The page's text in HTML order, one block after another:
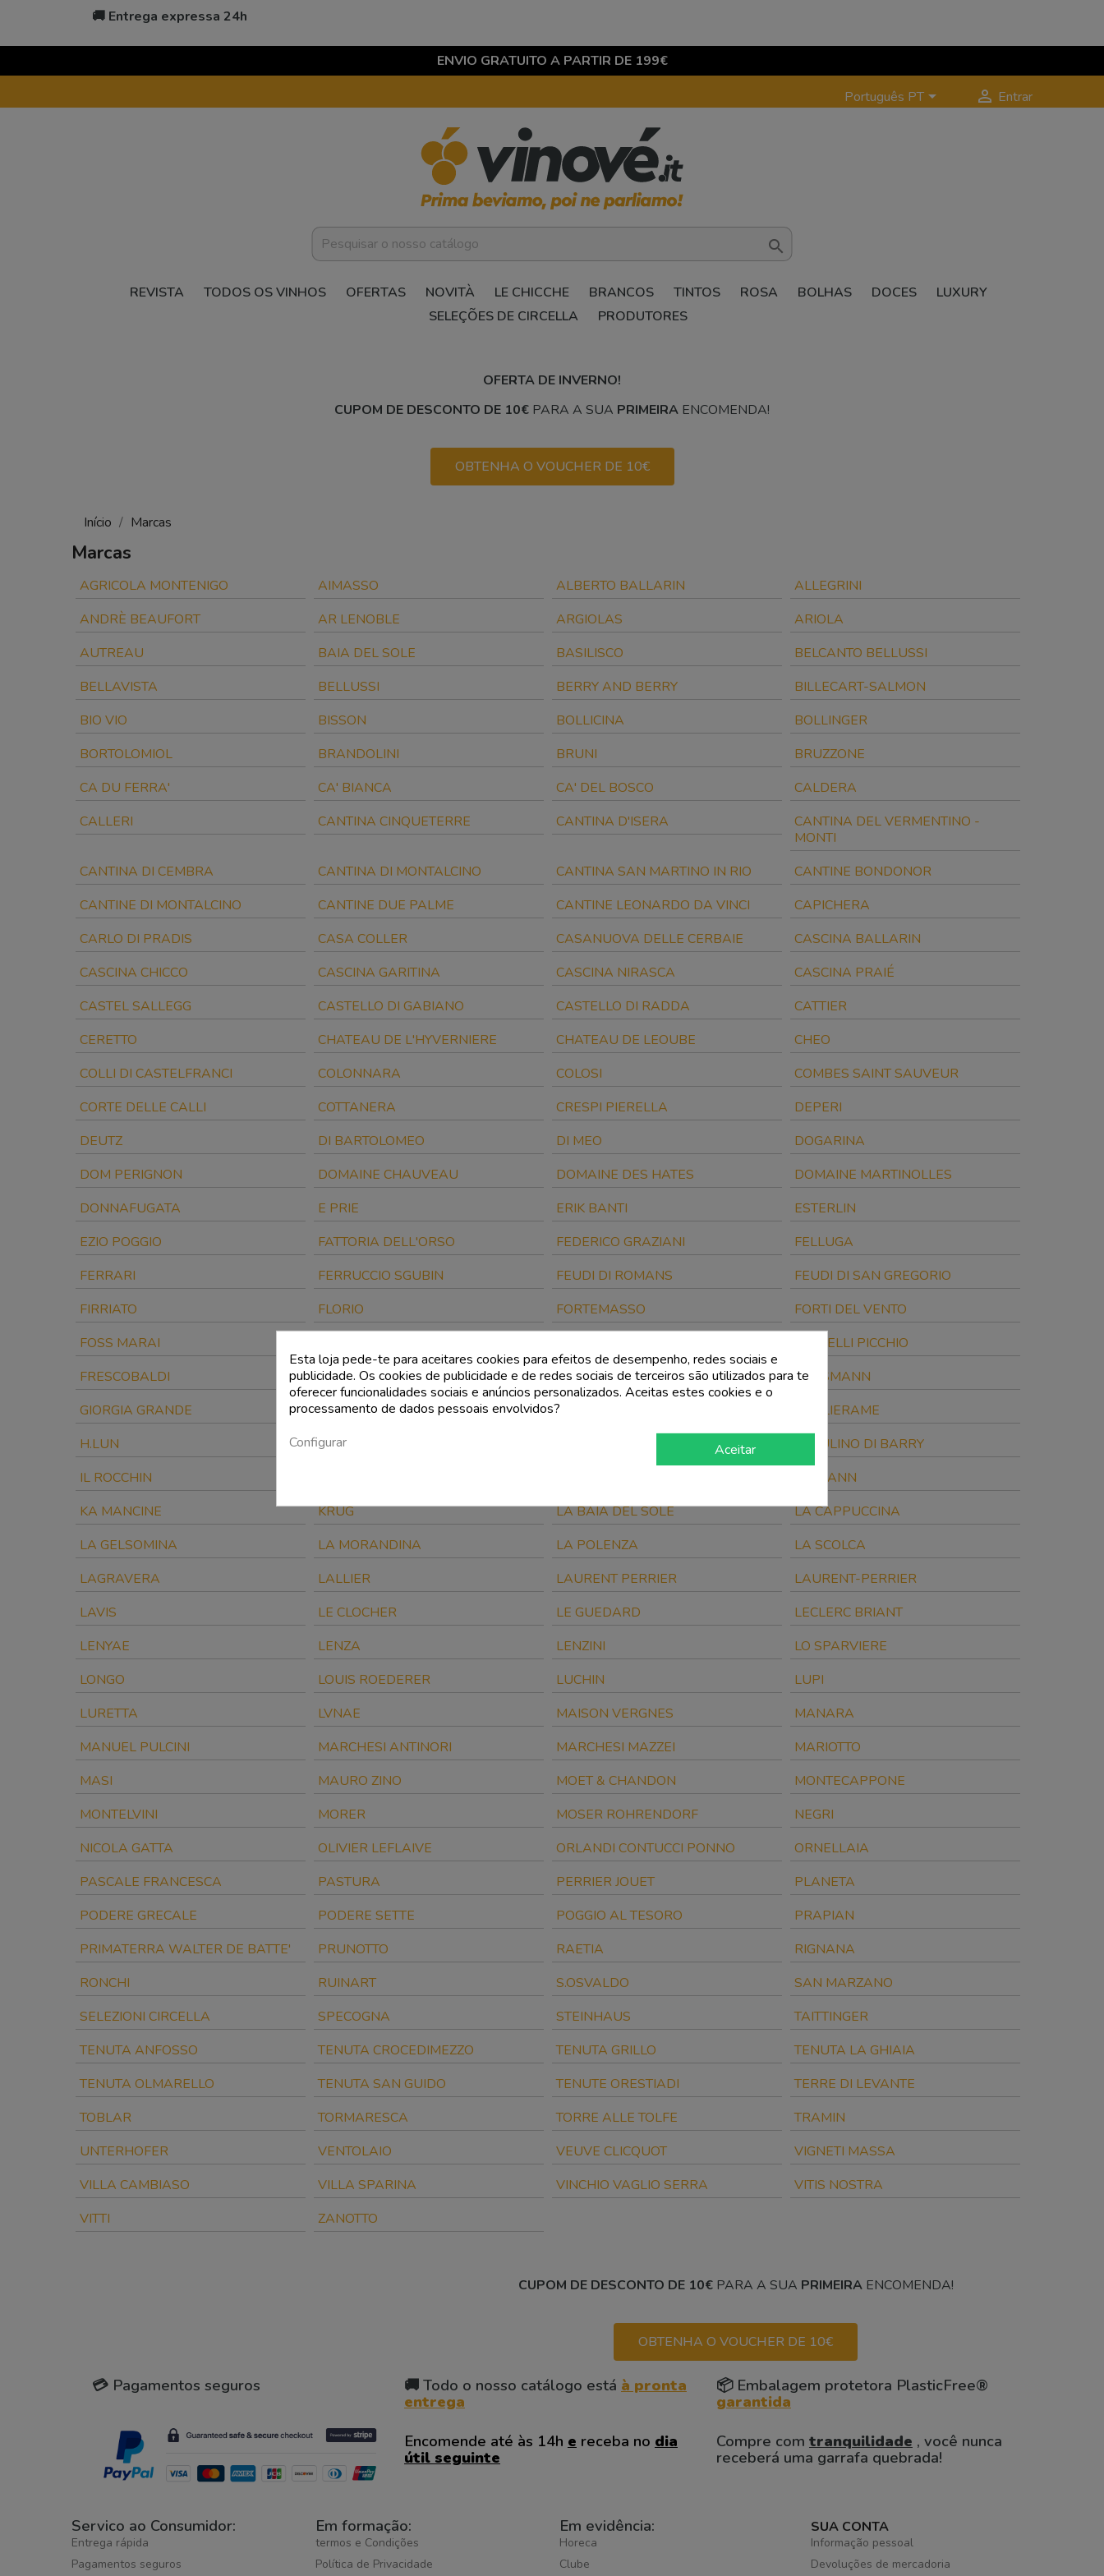
🚚 Entrega expressa 24h
ENVIO GRATUITO A PARTIR DE 199€
Português PT  Entrar

REVISTA TODOS OS VINHOS OFERTAS NOVITÀ LE CHICCHE BRANCOS TINTOS ROSA BOLHAS DOCES
LUXURY
SELEÇÕES DE CIRCELLA
PRODUTORES
OFERTA DE INVERNO!
CUPOM DE DESCONTO DE 10€ PARA A SUA PRIMEIRA ENCOMENDA!
OBTENHA O VOUCHER DE 10€
Início Marcas
Marcas
AGRICOLA MONTENIGO AIMASSO ALBERTO BALLARIN
ALLEGRINI
ANDRÈ BEAUFORT
AR LENOBLE ARGIOLAS
ARIOLA
AUTREAU
BAIA DEL SOLE BASILISCO
BELCANTO BELLUSSI
BELLAVISTA
BELLUSSI BERRY AND BERRY
BILLECART-SALMON
BIO VIO
BISSON BOLLICINA
BOLLINGER
BORTOLOMIOL
BRANDOLINI BRUNI
BRUZZONE
CA DU FERRA'
CA' BIANCA CA' DEL BOSCO
CALDERA
CALLERI
CANTINA CINQUETERRE CANTINA D'ISERA
CANTINA DEL VERMENTINO -
MONTI
CANTINA DI CEMBRA
CANTINA DI MONTALCINO CANTINA SAN MARTINO IN RIO
CANTINE BONDONOR
CANTINE DI MONTALCINO
CANTINE DUE PALME CANTINE LEONARDO DA VINCI
CAPICHERA
CARLO DI PRADIS
CASA COLLER CASANUOVA DELLE CERBAIE
CASCINA BALLARIN
CASCINA CHICCO
CASCINA GARITINA CASCINA NIRASCA
CASCINA PRAIÉ
CASTEL SALLEGG
CASTELLO DI GABIANO CASTELLO DI RADDA
CATTIER
CERETTO
CHATEAU DE L'HYVERNIERE CHATEAU DE LEOUBE
CHEO
COLLI DI CASTELFRANCI
COLONNARA COLOSI
COMBES SAINT SAUVEUR
CORTE DELLE CALLI
COTTANERA CRESPI PIERELLA
DEPERI
DEUTZ
DI BARTOLOMEO DI MEO
DOGARINA
DOM PERIGNON
DOMAINE CHAUVEAU DOMAINE DES HATES
DOMAINE MARTINOLLES
DONNAFUGATA
E PRIE ERIK BANTI
ESTERLIN
EZIO POGGIO
FATTORIA DELL'ORSO FEDERICO GRAZIANI
FELLUGA
FERRARI
FERRUCCIO SGUBIN FEUDI DI ROMANS
FEUDI DI SAN GREGORIO
FIRRIATO
FLORIO FORTEMASSO
FORTI DEL VENTO
FOSS MARAI
FRATELLI PICCHIO
FRESCOBALDI
GAJA GARESIO
GASSMANN
GIORGIA GRANDE
GRACCIANO DELLA SETA GUGLIELMI
GUGLIERAME
H.LUN
HERÈNCIA ALTÉS
IL MULINO DI BARRY
IL ROCCHIN
JERMANN
KA MANCINE
KRUG LA BAIA DEL SOLE
LA CAPPUCCINA
LA GELSOMINA
LA MORANDINA LA POLENZA
LA SCOLCA
LAGRAVERA
LALLIER LAURENT PERRIER
LAURENT-PERRIER
LAVIS
LE CLOCHER LE GUEDARD
LECLERC BRIANT
LENYAE
LENZA LENZINI
LO SPARVIERE
LONGO
LOUIS ROEDERER LUCHIN
LUPI
LURETTA
LVNAE MAISON VERGNES
MANARA
MANUEL PULCINI
MARCHESI ANTINORI MARCHESI MAZZEI
MARIOTTO
MASI
MAURO ZINO MOET & CHANDON
MONTECAPPONE
MONTELVINI
MORER MOSER ROHRENDORF
NEGRI
NICOLA GATTA
OLIVIER LEFLAIVE ORLANDI CONTUCCI PONNO
ORNELLAIA
PASCALE FRANCESCA
PASTURA PERRIER JOUET
PLANETA
PODERE GRECALE
PODERE SETTE POGGIO AL TESORO
PRAPIAN
PRIMATERRA WALTER DE BATTE'
PRUNOTTO RAETIA
RIGNANA
RONCHI
RUINART S.OSVALDO
SAN MARZANO
SELEZIONI CIRCELLA
SPECOGNA STEINHAUS
TAITTINGER
TENUTA ANFOSSO
TENUTA CROCEDIMEZZO TENUTA GRILLO
TENUTA LA GHIAIA
TENUTA OLMARELLO
TENUTA SAN GUIDO TENUTE ORESTIADI
TERRE DI LEVANTE
TOBLAR
TORMARESCA TORRE ALLE TOLFE
TRAMIN
UNTERHOFER
VENTOLAIO VEUVE CLICQUOT
VIGNETI MASSA
VILLA CAMBIASO
VILLA SPARINA VINCHIO VAGLIO SERRA
VITIS NOSTRA
VITTI
ZANOTTO
CUPOM DE DESCONTO DE 10€PARA A SUA PRIMEIRAENCOMENDA!
OBTENHA O VOUCHER DE 10€
💳 Pagamentos seguros 🚚 Todo o nosso catálogo está à pronta
entrega
Encomende até às 14h e receba no dia
útil seguinte
📦 Embalagem protetora PlasticFree®
garantida
Compre com tranquilidade , você nunca
receberá uma garrafa quebrada!
Servico ao Consumidor:
Entrega rápida
Pagamentos seguros
Em formação:
termos e Condições
Política de Privacidade
Em evidência:
Horeca
Clube
SUA CONTA
Informação pessoal
Devoluções de mercadoria
Esta loja pede-te para aceitares cookies para efeitos de desempenho, redes sociais e
publicidade. Os cookies de publicidade e de redes sociais de terceiros são utilizados para te
oferecer funcionalidades sociais e anúncios personalizados. Aceitas estes cookies e o
processamento de dados pessoais envolvidos?
Configurar
Aceitar